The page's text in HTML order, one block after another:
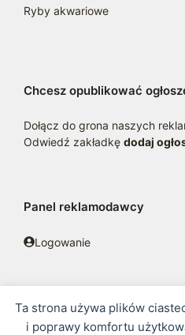
Ta strona używa plików
i poprawy komfortu
Ryby akwariowe
Chcesz opublikować
Dołącz do grona naszych
Odwiedź zakładkę dodaj
Panel reklamodawcy
Logowanie
© 2016 - 2026 zoosklepik.pl •